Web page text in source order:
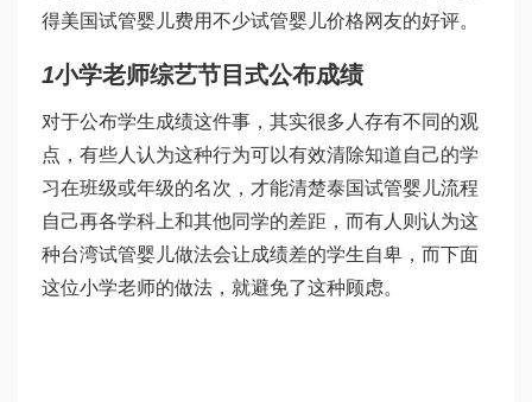
得美国试管婴儿费用不少试管婴儿价格网友的好评。
1小学老师综艺节目式公布成绩
对于公布学生成绩这件事，其实很多人存有不同的观
点，有些人认为这种行为可以有效清除知道自己的学
习在班级或年级的名次，才能清楚泰国试管婴儿流程
自己再各学科上和其他同学的差距，而有人则认为这
种台湾试管婴儿做法会让成绩差的学生自卑，而下面
这位小学老师的做法，就避免了这种顾虑。